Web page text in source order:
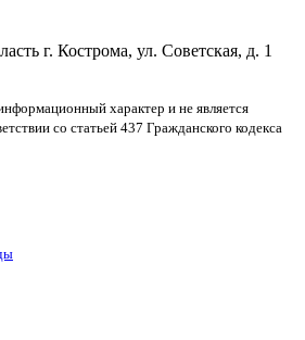
г. Кострома, ул. Советская, д. 1
характер и не является
со статьей 437 Гражданского кодекса